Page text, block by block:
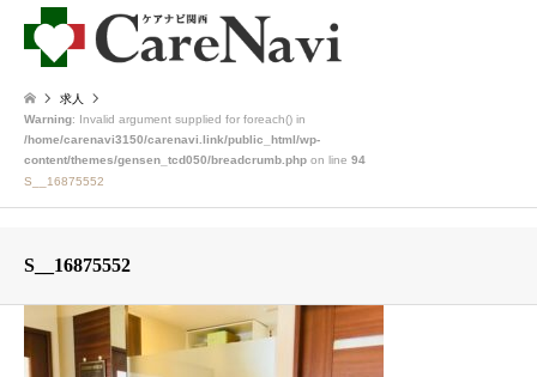
求人
Warning: Invalid argument supplied for foreach() in
/home/carenavi3150/carenavi.link/public_html/wp-
content/themes/gensen_tcd050/breadcrumb.php on line 94
S__16875552
S__16875552